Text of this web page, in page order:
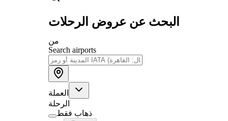
البحث عن عروض الرحلات
من
Search airports
العملة
الرحلة
ذهاب فقط